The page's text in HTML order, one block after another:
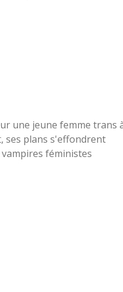
une jeune femme trans
ses plans s'effondrent
féministes